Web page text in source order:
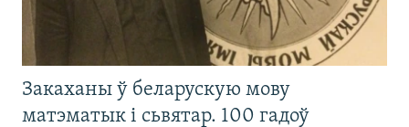
Закаханы ў беларускую мову
матэматык і сьвятар. 100 гадоў